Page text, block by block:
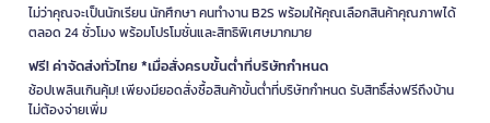
ไม่ว่าคุณจะเป็นนักเรียน นักศึกษา คนทำงาน B2S พร้อมให้คุณเลือกสินค้าคุณภาพได้
ตลอด 24 ชั่วโมง พร้อมโปรโมชั่นและสิทธิพิเศษมากมาย
ฟรี! ค่าจัดส่งทั่วไทย *เมื่อสั่งครบขั้นต่ำที่บริษัทกำหนด
ช้อปเพลินเกินคุ้ม! เพียงมียอดสั่งซื้อสินค้าขั้นต่ำที่บริษัทกำหนด รับสิทธิ์ส่งฟรีถึงบ้าน
ไม่ต้องจ่ายเพิ่ม